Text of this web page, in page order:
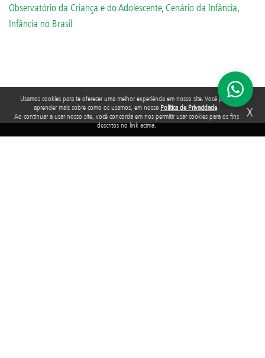
Usamos cookies para te oferecer uma melhor experiência em nosso site. Você pode
aprender mais sobre como os usamos, em nossa Política de Privacidade.
Ao continuar a usar nosso site, você concorda em nos permitir usar cookies para os fins
descritos no link acima.
X
Observatório da Criança e do Adolescente, Cenário da Infância,
Infância no Brasil